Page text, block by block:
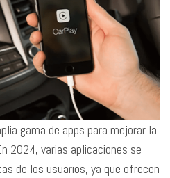
gama de apps para mejorar la
2024, varias aplicaciones se
de los usuarios, ya que ofrecen